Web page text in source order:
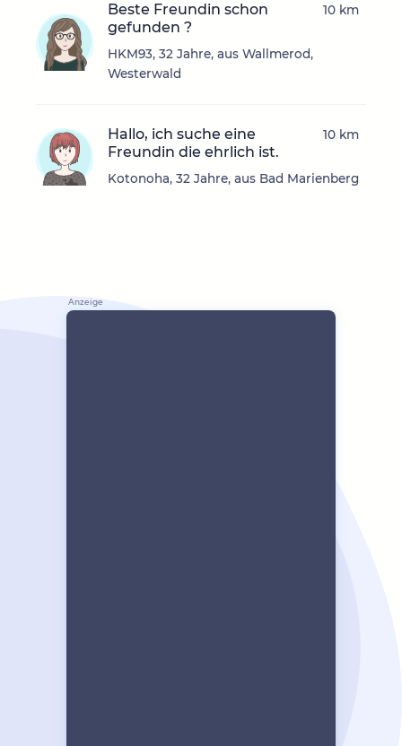
Beste Freundin schon
gefunden ?
HKM93, 32 Jahre, aus Wallmerod,
Westerwald
10 km
Hallo, ich suche eine
Freundin die ehrlich ist.
Kotonoha, 32 Jahre, aus Bad Marienberg
10 km